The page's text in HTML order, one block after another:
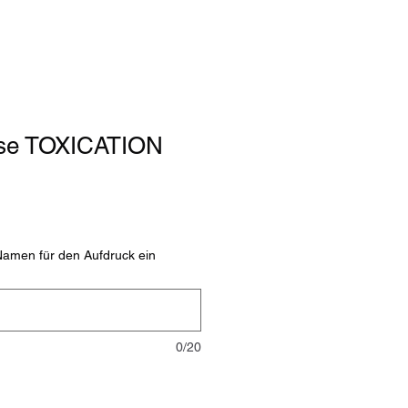
TOXICATION
für den Aufdruck ein
0/20